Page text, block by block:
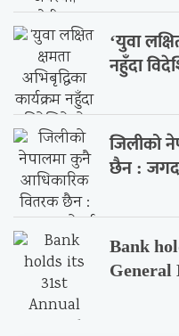
‘युवा
नहुँदा
जिलीको
छैन :
Bank
General